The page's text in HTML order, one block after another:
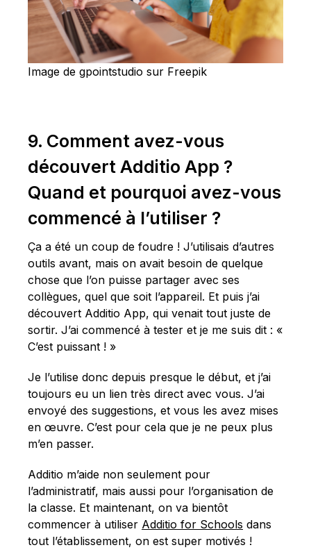
Image de gpointstudio sur Freepik
9. Comment avez-vous
découvert Additio App ?
Quand et pourquoi avez-vous
commencé à l’utiliser ?
Ça a été un coup de foudre ! J’utilisais d’autres
outils avant, mais on avait besoin de quelque
chose que l’on puisse partager avec ses
collègues, quel que soit l’appareil. Et puis j’ai
découvert Additio App, qui venait tout juste de
sortir. J’ai commencé à tester et je me suis dit : «
C’est puissant ! »
Je l’utilise donc depuis presque le début, et j’ai
toujours eu un lien très direct avec vous. J’ai
envoyé des suggestions, et vous les avez mises
en œuvre. C’est pour cela que je ne peux plus
m’en passer.
Additio m’aide non seulement pour
l’administratif, mais aussi pour l’organisation de
la classe. Et maintenant, on va bientôt
commencer à utiliser Additio for Schools dans
tout l’établissement, on est super motivés !